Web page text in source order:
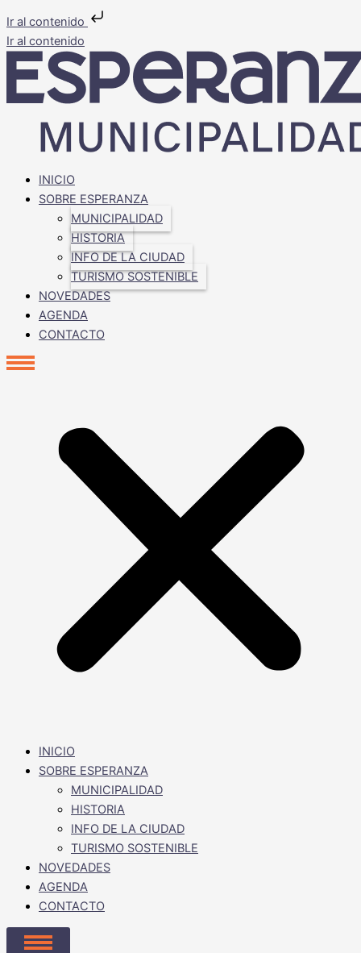
Ir al contenido
Ir al contenido
INICIO
SOBRE ESPERANZA
MUNICIPALIDAD
HISTORIA
INFO DE LA CIUDAD
TURISMO SOSTENIBLE
NOVEDADES
AGENDA
CONTACTO
INICIO
SOBRE ESPERANZA
MUNICIPALIDAD
HISTORIA
INFO DE LA CIUDAD
TURISMO SOSTENIBLE
NOVEDADES
AGENDA
CONTACTO